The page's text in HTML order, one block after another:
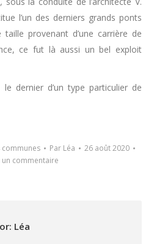
l’un des derniers grands ponts
provenant d’une carrière de
ce fut là aussi un bel exploit
le dernier d’un type particulier de
communes Par Léa
26 août 2020
un commentaire
Léa